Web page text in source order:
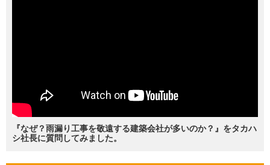
『なぜ？雨漏り工事を敬遠する建築会社が多いのか？』をタカハ
シ社長に質問してみました。